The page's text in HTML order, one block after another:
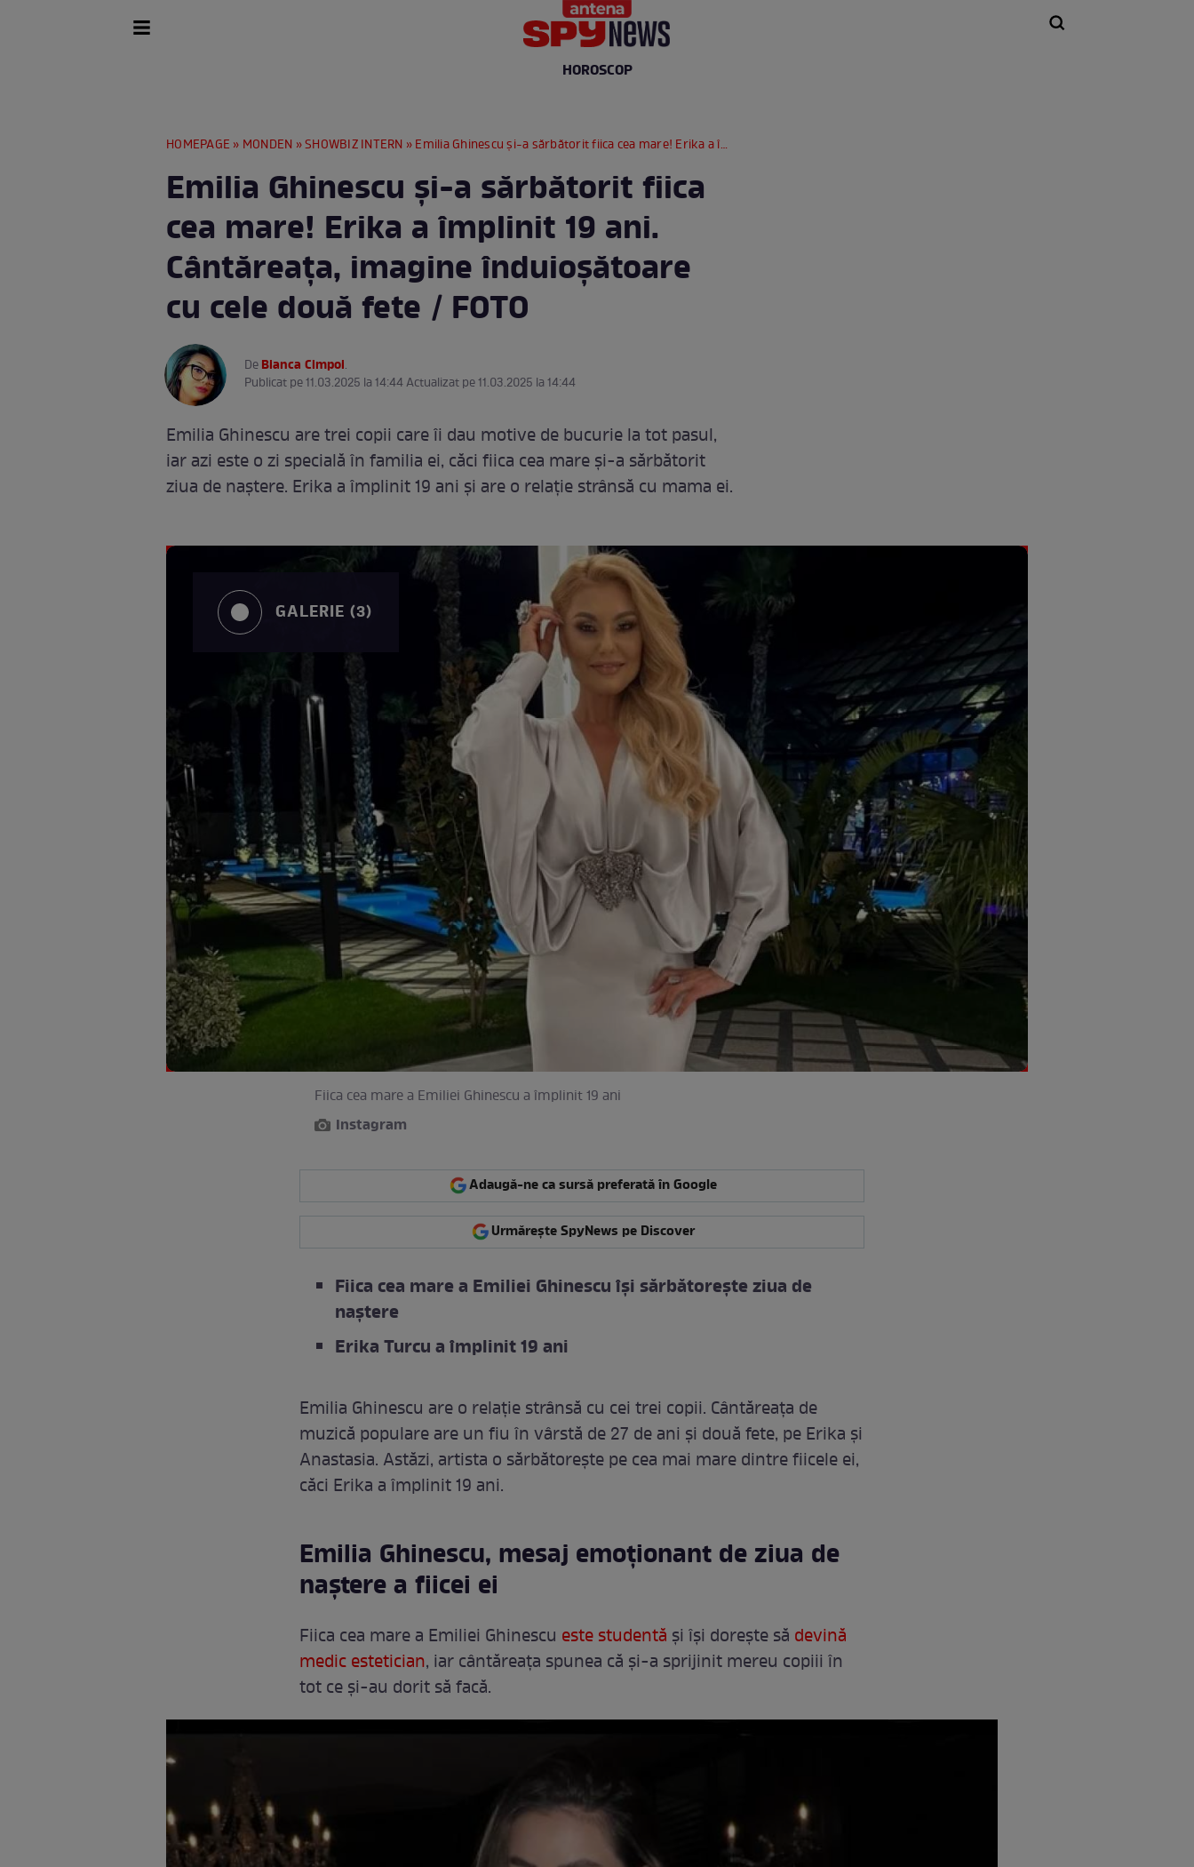
HOROSCOP
HOMEPAGE » MONDEN »SHOWBIZ INTERN » Emilia Ghinescu și-a sărbătorit fiica cea mare! Erika a împlinit 19 ani. Cântăreața, imagine înduioșătoare cu cele două fete / FOTO
Emilia Ghinescu și-a sărbătorit fiica
cea mare! Erika a împlinit 19 ani.
Cântăreața, imagine înduioșătoare
cu cele două fete / FOTO
DeBianca Cimpoi.
Publicat pe 11.03.2025 la 14:44 Actualizat pe 11.03.2025 la 14:44
Emilia Ghinescu are trei copii care îi dau motive de bucurie la tot pasul,
iar azi este o zi specială în familia ei, căci fiica cea mare și-a sărbătorit
ziua de naștere. Erika a împlinit 19 ani și are o relație strânsă cu mama ei.
GALERIE (3)
Fiica cea mare a Emiliei Ghinescu a împlinit 19 ani
Instagram
Adaugă-ne ca sursă preferată în Google
Urmărește SpyNews pe Discover
Fiica cea mare a Emiliei Ghinescu își sărbătorește ziua de
naștere
Erika Turcu a împlinit 19 ani
Emilia Ghinescu are o relație strânsă cu cei trei copii. Cântăreața de
muzică populare are un fiu în vârstă de 27 de ani și două fete, pe Erika și
Anastasia. Astăzi, artista o sărbătorește pe cea mai mare dintre fiicele ei,
căci Erika a împlinit 19 ani.
Emilia Ghinescu, mesaj emoționant de ziua de
naștere a fiicei ei
Fiica cea mare a Emiliei Ghinescu este studentă și își dorește să devină
medic estetician, iar cântăreața spunea că și-a sprijinit mereu copiii în
tot ce și-au dorit să facă.